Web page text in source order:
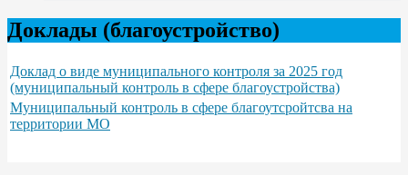
Доклады (благоустройство)
Доклад о виде муниципального контроля за 2025 год
(муниципальный контроль в сфере благоустройства)
Муниципальный контроль в сфере благоутсройтсва на
территории МО